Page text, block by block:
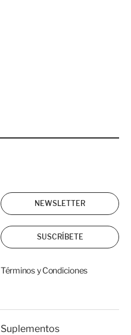
NEWSLETTER
SUSCRÍBETE
Términos y Condiciones
Suplementos